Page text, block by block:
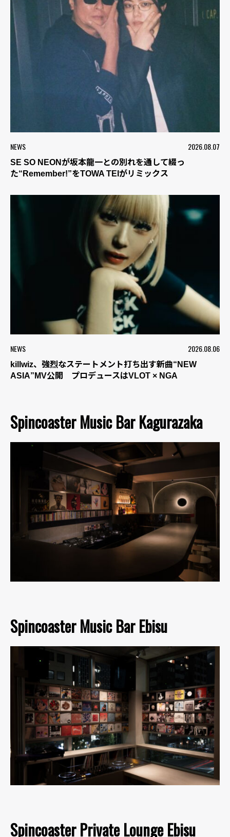
NEWS 2026.08.07
SE SO NEONが坂本龍一との別れを通して綴っ
た“Remember!”をTOWA TEIがリミックス
NEWS 2026.08.06
killwiz、強烈なステートメント打ち出す新曲“NEW
ASIA”MV公開 プロデュースはVLOT × NGA
Spincoaster Music Bar Kagurazaka
Spincoaster Music Bar Ebisu
Spincoaster Private Lounge Ebisu